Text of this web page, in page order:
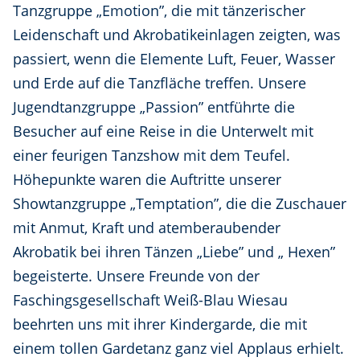
Tanzgruppe „Emotion”, die mit tänzerischer
Leidenschaft und Akrobatikeinlagen zeigten, was
passiert, wenn die Elemente Luft, Feuer, Wasser
und Erde auf die Tanzfläche treffen. Unsere
Jugendtanzgruppe „Passion” entführte die
Besucher auf eine Reise in die Unterwelt mit
einer feurigen Tanzshow mit dem Teufel.
Höhepunkte waren die Auftritte unserer
Showtanzgruppe „Temptation”, die die Zuschauer
mit Anmut, Kraft und atemberaubender
Akrobatik bei ihren Tänzen „Liebe” und „ Hexen”
begeisterte. Unsere Freunde von der
Faschingsgesellschaft Weiß-Blau Wiesau
beehrten uns mit ihrer Kindergarde, die mit
einem tollen Gardetanz ganz viel Applaus erhielt.